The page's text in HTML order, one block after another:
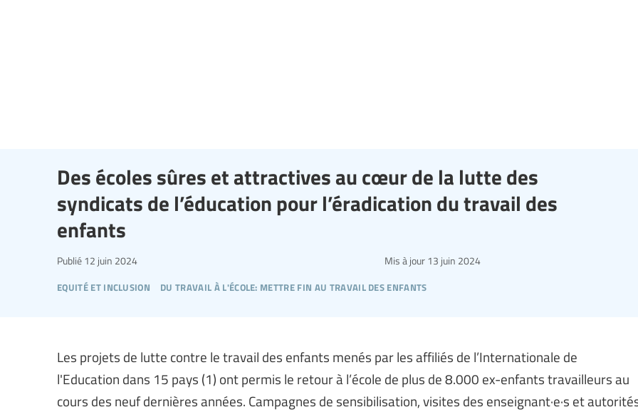
Des écoles sûres et attractives au cœur de la lutte des
syndicats de l’éducation pour l’éradication du travail des
enfants
equité et inclusion du travail à l'école: mettre fin au travail des enfants
Publié 12 juin 2024 Mis à jour 13 juin 2024
Les projets de lutte contre le travail des enfants menés par les affiliés de l’Internationale de
l'Education dans 15 pays (1) ont permis le retour à l’école de plus de 8.000 ex-enfants travailleurs au
cours des neuf dernières années. Campagnes de sensibilisation, visites des enseignant·e·s et